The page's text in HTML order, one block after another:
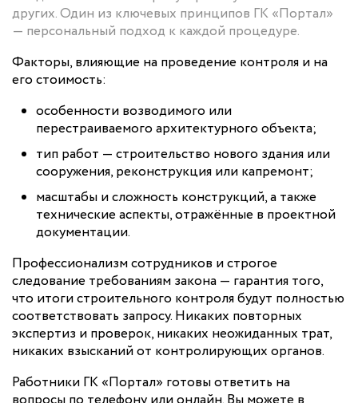
других. Один из ключевых принципов ГК «Портал»
— персональный подход к каждой процедуре.
Факторы, влияющие на проведение контроля и на
его стоимость:
особенности возводимого или
перестраиваемого архитектурного объекта;
тип работ — строительство нового здания или
сооружения, реконструкция или капремонт;
масштабы и сложность конструкций, а также
технические аспекты, отражённые в проектной
документации.
Профессионализм сотрудников и строгое
следование требованиям закона — гарантия того,
что итоги строительного контроля будут полностью
соответствовать запросу. Никаких повторных
экспертиз и проверок, никаких неожиданных трат,
никаких взысканий от контролирующих органов.
Работники ГК «Портал» готовы ответить на